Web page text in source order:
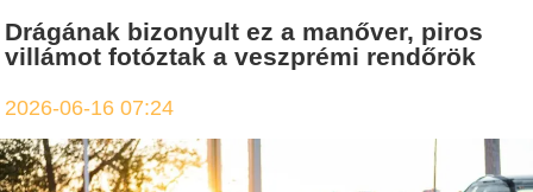
Drágának bizonyult ez a manőver, piros
villámot fotóztak a veszprémi rendőrök
2026-06-16 07:24